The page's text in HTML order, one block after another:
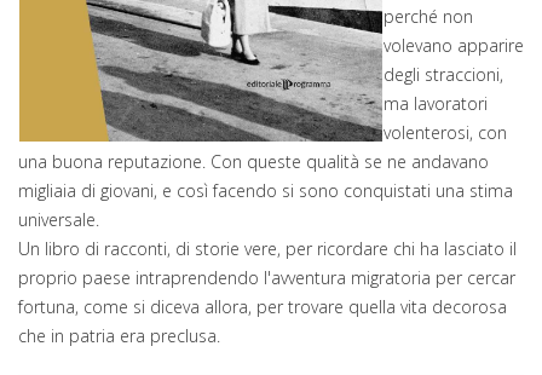
perché non
volevano apparire
degli straccioni,
ma lavoratori
volenterosi, con
una buona reputazione. Con queste qualità se ne andavano
migliaia di giovani, e così facendo si sono conquistati una stima
universale.
Un libro di racconti, di storie vere, per ricordare chi ha lasciato il
proprio paese intraprendendo l'avventura migratoria per cercar
fortuna, come si diceva allora, per trovare quella vita decorosa
che in patria era preclusa.